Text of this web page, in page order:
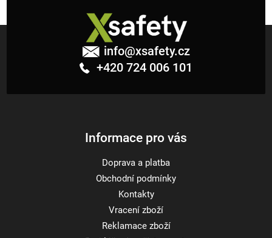
i
s
u
info@xsafety.cz
+420 724 006 101
Informace pro vás
Doprava a platba
Obchodní podmínky
Kontakty
Vracení zboží
Reklamace zboží